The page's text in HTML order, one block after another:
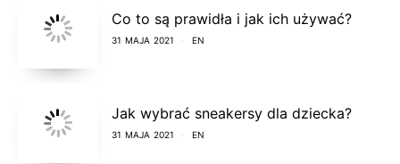
Co to są prawidła i jak ich używać?
31 MAJA 2021 EN
Jak wybrać sneakersy dla dziecka?
31 MAJA 2021 EN